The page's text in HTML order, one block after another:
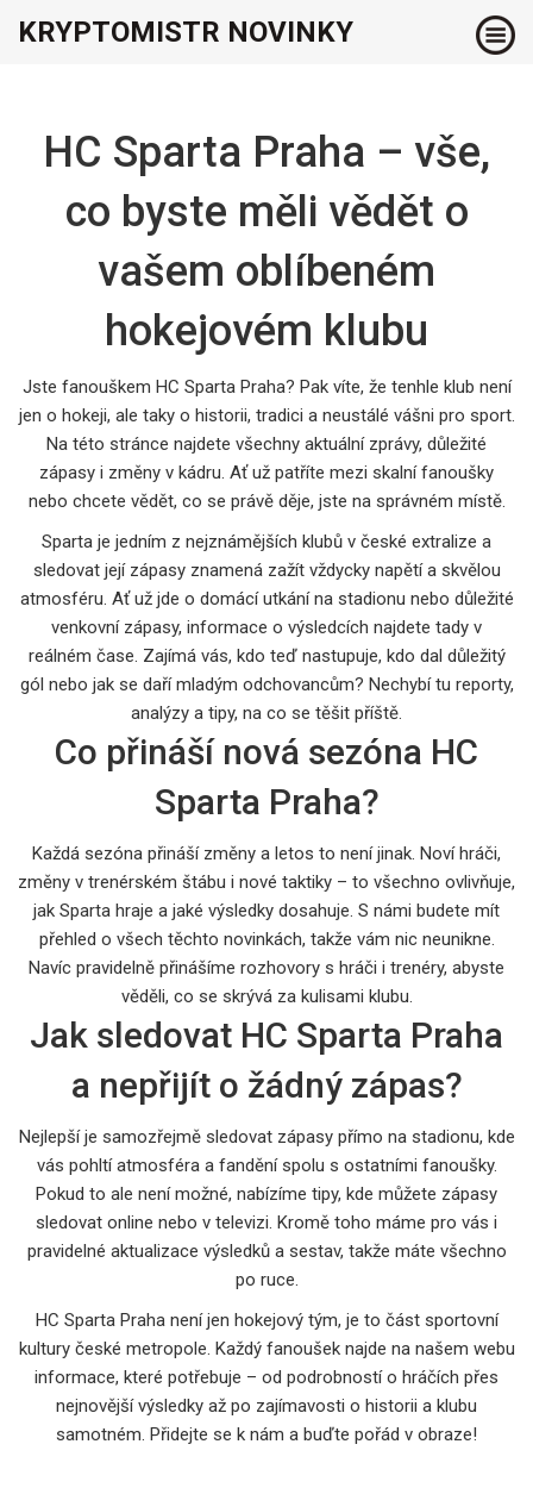
KRYPTOMISTR NOVINKY
HC Sparta Praha – vše,
co byste měli vědět o
vašem oblíbeném
hokejovém klubu
Jste fanouškem HC Sparta Praha? Pak víte, že tenhle klub není
jen o hokeji, ale taky o historii, tradici a neustálé vášni pro sport.
Na této stránce najdete všechny aktuální zprávy, důležité
zápasy i změny v kádru. Ať už patříte mezi skalní fanoušky
nebo chcete vědět, co se právě děje, jste na správném místě.
Sparta je jedním z nejznámějších klubů v české extralize a
sledovat její zápasy znamená zažít vždycky napětí a skvělou
atmosféru. Ať už jde o domácí utkání na stadionu nebo důležité
venkovní zápasy, informace o výsledcích najdete tady v
reálném čase. Zajímá vás, kdo teď nastupuje, kdo dal důležitý
gól nebo jak se daří mladým odchovancům? Nechybí tu reporty,
analýzy a tipy, na co se těšit příště.
Co přináší nová sezóna HC
Sparta Praha?
Každá sezóna přináší změny a letos to není jinak. Noví hráči,
změny v trenérském štábu i nové taktiky – to všechno ovlivňuje,
jak Sparta hraje a jaké výsledky dosahuje. S námi budete mít
přehled o všech těchto novinkách, takže vám nic neunikne.
Navíc pravidelně přinášíme rozhovory s hráči i trenéry, abyste
věděli, co se skrývá za kulisami klubu.
Jak sledovat HC Sparta Praha
a nepřijít o žádný zápas?
Nejlepší je samozřejmě sledovat zápasy přímo na stadionu, kde
vás pohltí atmosféra a fandění spolu s ostatními fanoušky.
Pokud to ale není možné, nabízíme tipy, kde můžete zápasy
sledovat online nebo v televizi. Kromě toho máme pro vás i
pravidelné aktualizace výsledků a sestav, takže máte všechno
po ruce.
HC Sparta Praha není jen hokejový tým, je to část sportovní
kultury české metropole. Každý fanoušek najde na našem webu
informace, které potřebuje – od podrobností o hráčích přes
nejnovější výsledky až po zajímavosti o historii a klubu
samotném. Přidejte se k nám a buďte pořád v obraze!